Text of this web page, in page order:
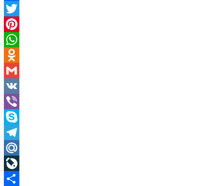
Facebook
Twitter
Pinterest
WhatsApp
Odnoklassniki
Gmail
VK
Viber
Skype
Telegram
Mail.Ru
LiveJournal